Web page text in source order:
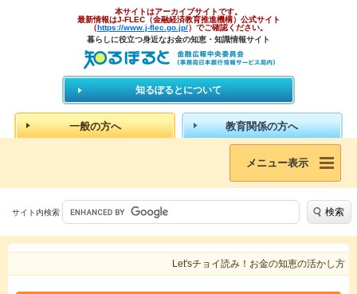
本サイトはアーカイブサイトです。
最新情報はJ-FLEC（金融経済教育推進機構）公式サイト
（https://www.j-flec.go.jp/）でご確認ください。
暮らしに役立つ身近なお金の知恵・知識情報サイト
知るぽるとについて
一般の方へ 教育関係の方へ
メニュー表示
サイト内検索 検索
Let'sチョイ読み！お金の知恵の活かし方